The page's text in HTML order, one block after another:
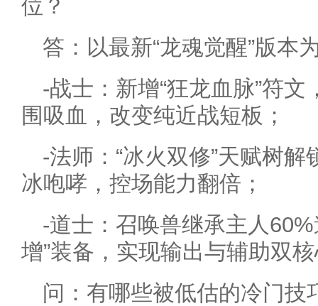
位？
答：以最新“龙魂觉醒”版本
-战士：新增“狂龙血脉”符
围吸血，改变纯近战短板；
-法师：“冰火双修”天赋树
冰咆哮，控场能力翻倍；
-道士：召唤兽继承主人
增”装备，实现输出与辅助双
问：有哪些被低估的冷门技